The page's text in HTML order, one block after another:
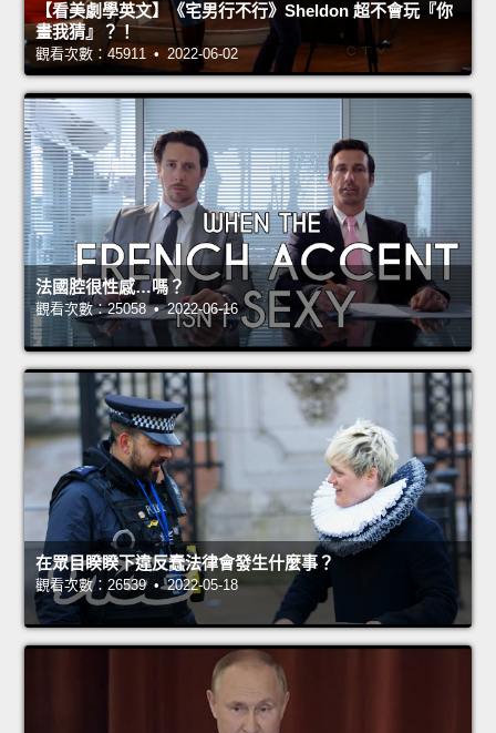
【看美劇學英文】《宅男行不行》Sheldon 超不會玩『你
畫我猜』？！
觀看次數：45911 • 2022-06-02
法國腔很性感…嗎？
觀看次數：25058 • 2022-06-16
在眾目睽睽下違反蠢法律會發生什麼事？
觀看次數：26539 • 2022-05-18